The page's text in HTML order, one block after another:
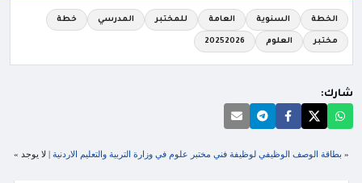
الخطة السنوية العامة للمختبر المدرسي خطة
مختبر العلوم 20252026
شارك:
« بطاقة الوصف الوظيفي لوظيفة فني مختبر علوم في وزارة التربية والتعليم الاردنية | لا يوجد »